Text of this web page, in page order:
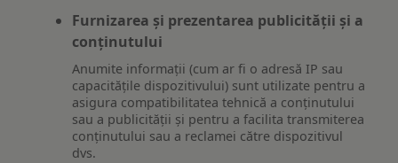
Furnizarea și prezentarea publicității și a
conținutului
Anumite informații (cum ar fi o adresă IP sau
capacitățile dispozitivului) sunt utilizate pentru a
asigura compatibilitatea tehnică a conținutului
sau a publicității și pentru a facilita transmiterea
conținutului sau a reclamei către dispozitivul
dvs.